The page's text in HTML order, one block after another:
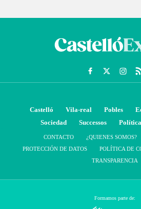
Castelló Vila-real Pobles
Sociedad
Successos Política
CONTACTO ¿QUIENES SOMOS?
PROTECCIÓN DE DATOS
POLÍTICA DE
TRANSPARENCIA
Formamos parte de: